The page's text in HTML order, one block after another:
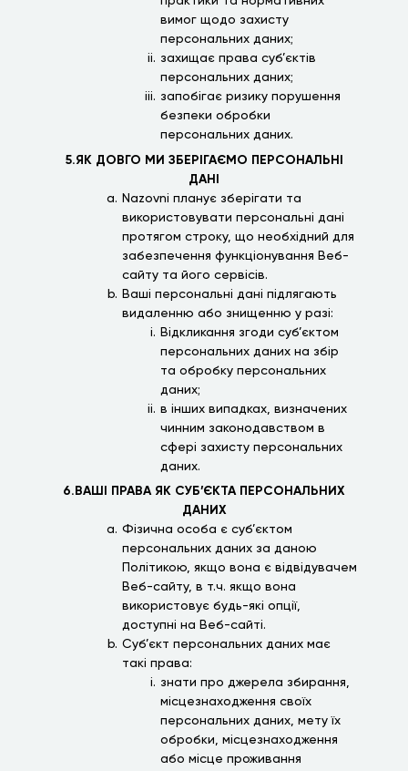
вимог щодо захисту
персональних даних;
захищає права суб’єктів
персональних даних;
запобігає ризику порушення
безпеки обробки
персональних даних.
5.ЯК ДОВГО МИ ЗБЕРІГАЄМО ПЕРСОНАЛЬНІ
ДАНІ
Nazovni планує зберігати та
використовувати персональні дані
протягом строку, що необхідний для
забезпечення функціонування Веб-
сайту та його сервісів.
Ваші персональні дані підлягають
видаленню або знищенню у разі:
Відкликання згоди суб’єктом
персональних даних на збір
та обробку персональних
даних;
в інших випадках, визначених
чинним законодавством в
сфері захисту персональних
даних.
6.ВАШІ ПРАВА ЯК СУБ’ЄКТА ПЕРСОНАЛЬНИХ
ДАНИХ
Фізична особа є суб’єктом
персональних даних за даною
Політикою, якщо вона є відвідувачем
Веб-сайту, в т.ч. якщо вона
використовує будь-які опції,
доступні на Веб-сайті.
Суб’єкт персональних даних має
такі права:
знати про джерела збирання,
місцезнаходження своїх
персональних даних, мету їх
обробки, місцезнаходження
або місце проживання